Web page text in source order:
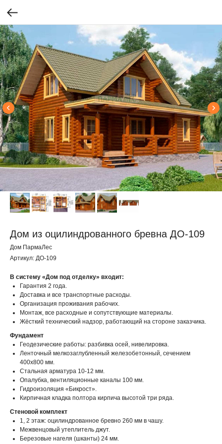
Дом из оцилиндрованного бревна ДО-109
Дом ПармаЛес
Артикул: ДО-109
В систему «Дом под отделку» входит:
Гарантия 2 года.
Доставка и все транспортные расходы.
Организация проживания рабочих.
Монтаж, все расходные и сопутствующие материалы.
Жёсткий технический надзор, работающий на стороне заказчика.
Фундамент
Геодезические работы: разбивка осей, нивелировка.
Ленточный мелкозаглубленный железобетонный, сечением
400х800 мм.
Стальная арматура 10-12 мм.
Опалубка, вентиляционные каналы 100 мм.
Гидроизоляция «Бикрост».
Кирпичная кладка полтора кирпича высотой три ряда.
Стеновой комплект
1, 2 этаж: оцилиндрованное бревно 260 мм в чашу.
Межвенцовый утеплитель джут.
Березовые нагеля (шканты) 24 мм.